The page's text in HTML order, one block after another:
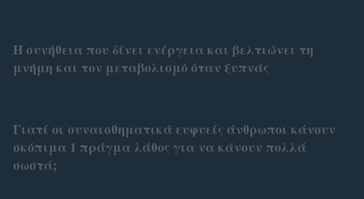
Η συνήθεια που δίνει ενέργεια και βελτιώνει τη
μνήμη και τον μεταβολισμό όταν ξυπνάς
Γιατί οι συναισθηματικά ευφυείς άνθρωποι κάνουν
σκόπιμα 1 πράγμα λάθος για να κάνουν πολλά
σωστά;